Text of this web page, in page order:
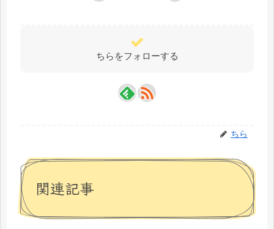
ちらをフォローする
ちら
関連記事